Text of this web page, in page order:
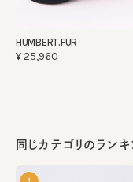
HUMBERT.FUR
¥25,960
同じカテゴリのラン